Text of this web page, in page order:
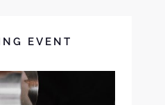
EVENT